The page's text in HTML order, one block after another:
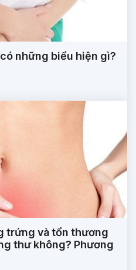
những biểu hiện gì?
trứng và tổn thương
thư không? Phương